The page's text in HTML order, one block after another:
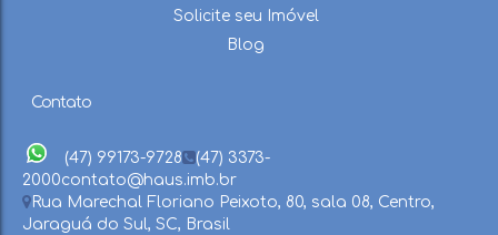
Solicite seu Imóvel
Blog
Contato
(47) 99173-9728
(47) 3373-
2000contato@haus.imb.br
Rua Marechal Floriano Peixoto, 80, sala 08, Centro,
Jaraguá do Sul, SC, Brasil